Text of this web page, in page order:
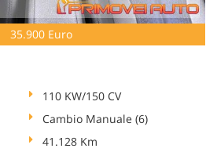
35.900 Euro
110 KW/150 CV
Cambio Manuale (6)
41.128 Km